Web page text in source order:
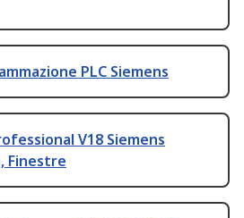
PLC Siemens
V18 Siemens
Finestre